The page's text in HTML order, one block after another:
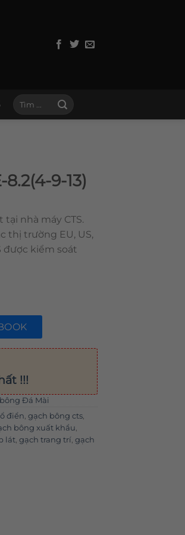
Tìm
9-13)
tại nhà máy CTS.
thị trường EU, US,
được kiểm soát
!!!
Đá Mài
điển, gạch bông cts,
bông xuất khẩu,
lát, gạch trang trí, gạch